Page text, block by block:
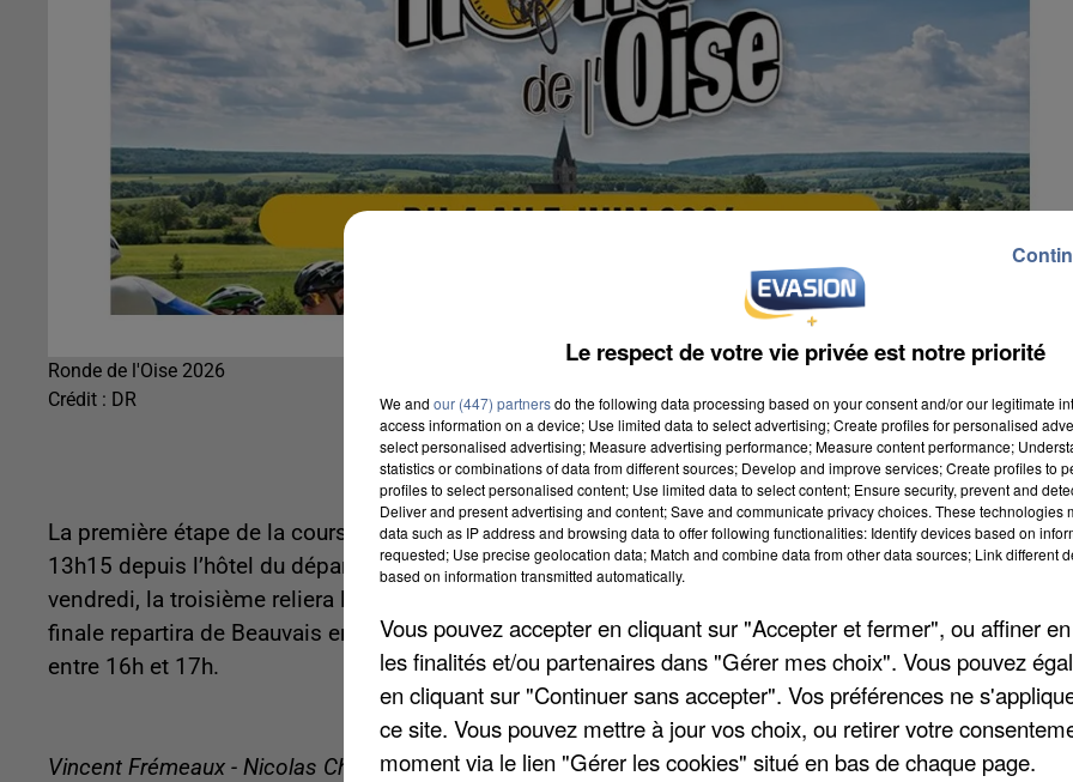
Ronde de l'Oise 2026
Crédit : DR
La première étape de la course cycliste s’est élancée en direction de Clermont ce jeudi 4 juin 2026 à
13h15 depuis l’hôtel du département à Beauvais. La seconde joindra Aux Marais à Crèvecoeur-le-
vendredi, la troisième reliera le Plessis-Belleville à Margny-lès-Compiègne samedi. Dimanche, l’étape
finale repartira de Beauvais en direction de Liancourt. Les premières arrivées des étapes sont prévues
entre 16h et 17h.
Vincent Frémeaux - Nicolas Chacun
Le respect de votre vie privée est notre priorité
We and our (447) partnersdo the following data processing based on your consent and/or our legitimate
access information on a device; Use limited data to select advertising; Create profiles for personalised
select personalised advertising; Measure advertising performance; Measure content performance;
statistics or combinations of data from different sources; Develop and improve services; Create profiles to
profiles to select personalised content; Use limited data to select content; Ensure security, prevent and
Deliver and present advertising and content; Save and communicate privacy choices. These technologies
data such as IP address and browsing data to offer following functionalities: Identify devices based on
requested; Use precise geolocation data; Match and combine data from other data sources; Link different
based on information transmitted automatically.
Vous pouvez accepter en cliquant sur "Accepter et fermer", ou affiner
les finalités et/ou partenaires dans "Gérer mes choix". Vous pouvez
en cliquant sur "Continuer sans accepter". Vos préférences ne
ce site. Vous pouvez mettre à jour vos choix, ou retirer votre
moment via le lien "Gérer les cookies" situé en bas de chaque page.